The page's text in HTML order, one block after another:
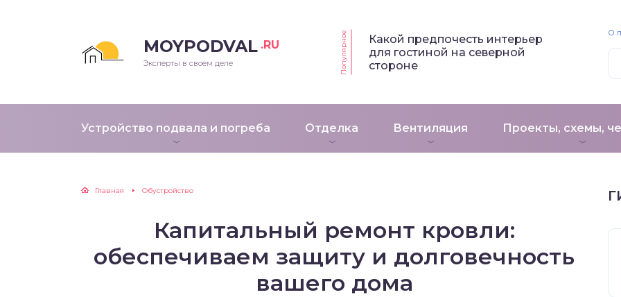
MOYPODVAL .RU
Эксперты в своем деле Популярное
Какой предпочесть интерьер
для гостиной на северной
стороне
Устройство подвала и погреба Отделка Вентиляция Проекты, схемы,
О
Главная Обустройство
Капитальный ремонт кровли:
обеспечиваем защиту и долговечность
вашего дома